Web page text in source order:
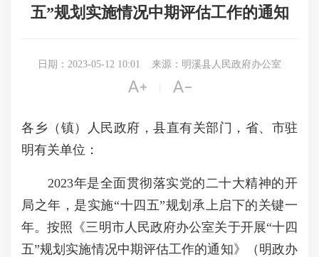
五”规划实施情况中期评估工作的通知
日期：2023-05-12 10:01 来源：明溪县人民政府办公室
 
各乡（镇）人民政府，县直有关部门，省、市驻
明有关单位：
2023年是全面贯彻落实党的二十大精神的开
局之年，是实施“十四五”规划承上启下的关键一
年。按照《三明市人民政府办公室关于开展“十四
五”规划实施情况中期评估工作的通知》（明政办